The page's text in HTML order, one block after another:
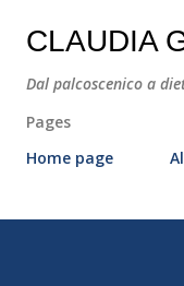
CLAUDIA
Dal palcoscenico a
Pages
Home page